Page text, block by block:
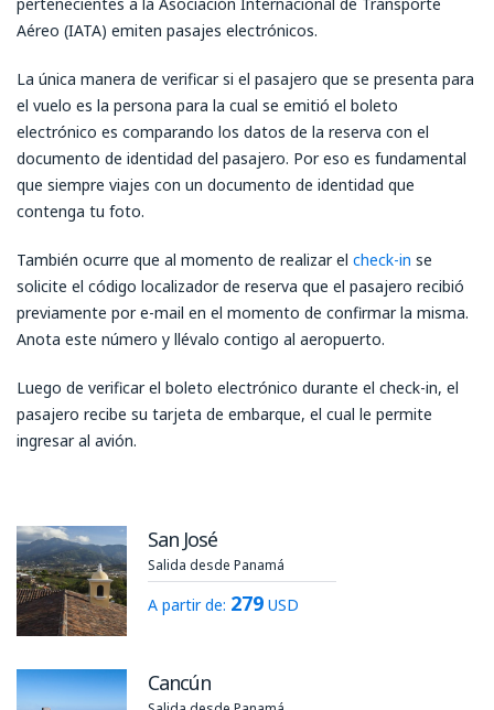
pertenecientes a la Asociación Internacional de Transporte
Aéreo (IATA) emiten pasajes electrónicos.
La única manera de verificar si el pasajero que se presenta para
el vuelo es la persona para la cual se emitió el boleto
electrónico es comparando los datos de la reserva con el
documento de identidad del pasajero. Por eso es fundamental
que siempre viajes con un documento de identidad que
contenga tu foto.
También ocurre que al momento de realizar el check-in se
solicite el código localizador de reserva que el pasajero recibió
previamente por e-mail en el momento de confirmar la misma.
Anota este número y llévalo contigo al aeropuerto.
Luego de verificar el boleto electrónico durante el check-in, el
pasajero recibe su tarjeta de embarque, el cual le permite
ingresar al avión.
San José
Salida desde Panamá
A partir de: 279 USD
Cancún